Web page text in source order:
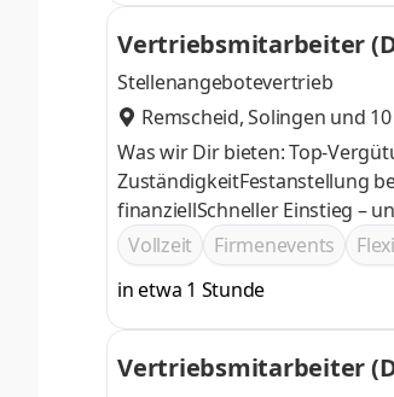
sowie professionell per
unsere Kunden von der
Vertriebsmitarbeiter
Stellenangebotevertrieb
Remscheid,Solingen und
Was wir Dir bieten: Top-
ZuständigkeitFestanstellung
finanziellSchneller Einstieg –
Vollzeit
Firmenevents
in etwa 1 Stunde
Vertriebsmitarbeiter